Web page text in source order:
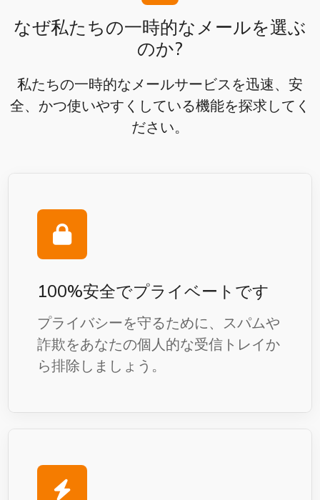
なぜ私たちの一時的なメールを選ぶ
のか?
私たちの一時的なメールサービスを迅速、安
全、かつ使いやすくしている機能を探求してく
ださい。
100%安全でプライベートです
プライバシーを守るために、スパムや
詐欺をあなたの個人的な受信トレイか
ら排除しましょう。